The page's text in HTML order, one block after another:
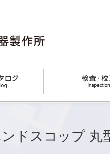
ンドスコップ 丸